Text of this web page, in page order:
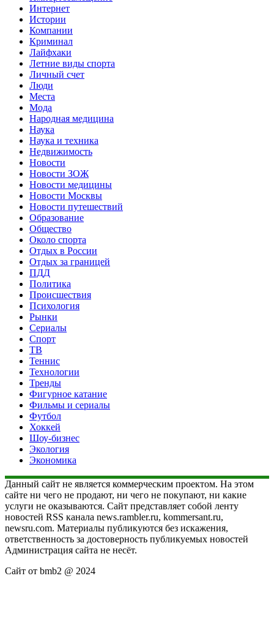
Интернет
Истории
Компании
Криминал
Лайфхаки
Летние виды спорта
Личный счет
Люди
Места
Мода
Народная медицина
Наука
Наука и техника
Недвижимость
Новости
Новости ЗОЖ
Новости медицины
Новости Москвы
Новости путешествий
Образование
Общество
Около спорта
Отдых в России
Отдых за границей
ПДД
Политика
Происшествия
Психология
Рынки
Сериалы
Спорт
ТВ
Теннис
Технологии
Тренды
Фигурное катание
Фильмы и сериалы
Футбол
Хоккей
Шоу-бизнес
Экология
Экономика
Данный сайт не является коммерческим проектом. На этом
сайте ни чего не продают, ни чего не покупают, ни какие
услуги не оказываются. Сайт представляет собой ленту
новостей RSS канала news.rambler.ru, kommersant.ru,
newsru.com. Материалы публикуются без искажения,
ответственность за достоверность публикуемых новостей
Администрация сайта не несёт.
Сайт от bmb2 @ 2024